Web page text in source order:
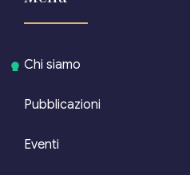
Chi siamo
Pubblicazioni
Eventi